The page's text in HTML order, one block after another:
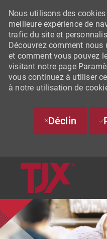
SKIP TO
Nous utilisons des
meilleure expérience de
trafic du site et
Découvrez comment
et comment vous pouvez
visitant notre page
vous continuez à utiliser
à notre utilisation de
Déclin